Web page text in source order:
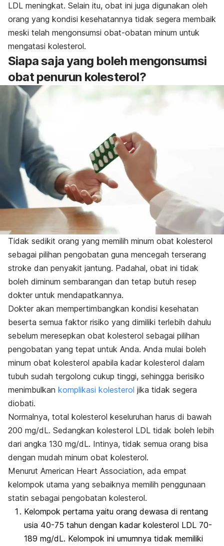
LDL meningkat. Selain itu, obat ini juga digunakan oleh
orang yang kondisi kesehatannya tidak segera membaik
meski telah mengonsumsi obat-obatan minum untuk
mengatasi kolesterol.
Siapa saja yang boleh mengonsumsi
obat penurun kolesterol?
Tidak sedikit orang yang memilih minum obat kolesterol
sebagai pilihan pengobatan guna mencegah terserang
stroke dan penyakit jantung. Padahal, obat ini tidak
boleh diminum sembarangan dan tetap butuh resep
dokter untuk mendapatkannya.
Dokter akan mempertimbangkan kondisi kesehatan
beserta semua faktor risiko yang dimiliki terlebih dahulu
sebelum meresepkan obat kolesterol sebagai pilihan
pengobatan yang tepat untuk Anda. Anda mulai boleh
minum obat kolesterol apabila kadar kolesterol dalam
tubuh sudah tergolong cukup tinggi, sehingga berisiko
menimbulkan komplikasi kolesterol jika tidak segera
diobati.
Normalnya, total kolesterol keseluruhan harus di bawah
200 mg/dL. Sedangkan kolesterol LDL tidak boleh lebih
dari angka 130 mg/dL. Intinya, tidak semua orang bisa
dengan mudah minum obat kolesterol.
Menurut American Heart Association, ada empat
kelompok utama yang sebaiknya memilih penggunaan
statin sebagai pengobatan kolesterol.
Kelompok pertama yaitu orang dewasa di rentang
usia 40-75 tahun dengan kadar kolesterol LDL 70-
189 mg/dL. Kelompok ini umumnya tidak memiliki